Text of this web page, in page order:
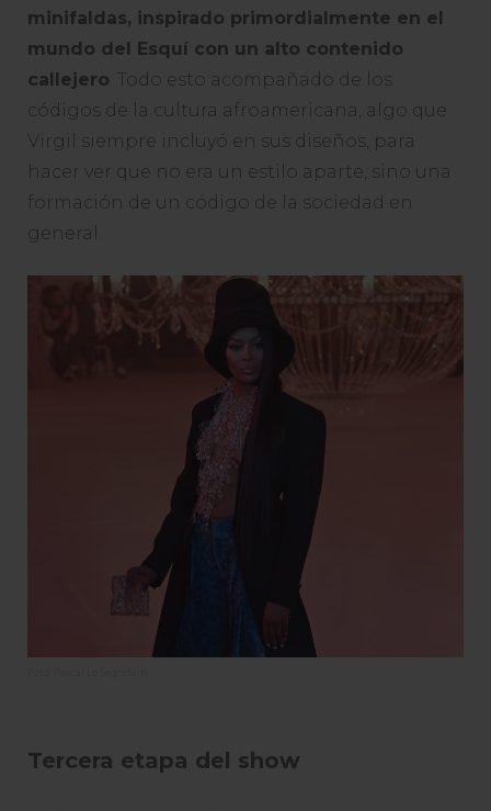
minifaldas, inspirado primordialmente en el
mundo del Esquí con un alto contenido
callejero . Todo esto acompañado de los
códigos de la cultura afroamericana, algo que
Virgil siempre incluyó en sus diseños, para
hacer ver que no era un estilo aparte, sino una
formación de un código de la sociedad en
general.
Tercera etapa del show